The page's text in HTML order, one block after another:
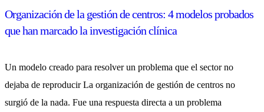
Organización de la gestión de centros: 4 modelos probados
que han marcado la investigación clínica
Un modelo creado para resolver un problema que el sector no
dejaba de reproducir La organización de gestión de centros no
surgió de la nada. Fue una respuesta directa a un problema